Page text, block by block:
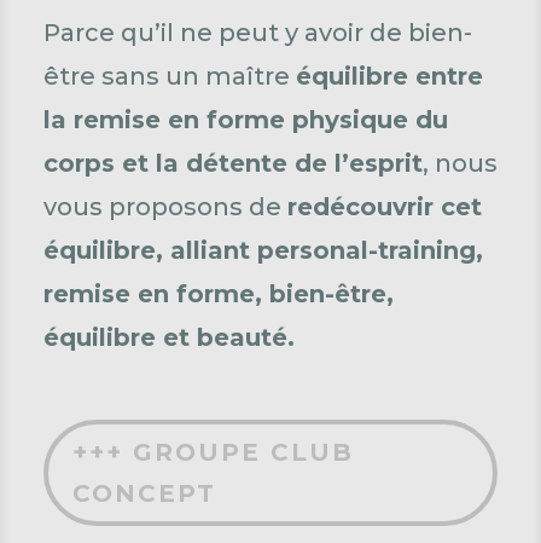
Parce qu’il ne peut y avoir de bien-
être sans un maître équilibre entre
la remise en forme physique du
corps et la détente de l’esprit, nous
vous proposons de redécouvrir cet
équilibre, alliant personal-training,
remise en forme, bien-être,
équilibre et beauté.
+++ GROUPE CLUB
CONCEPT